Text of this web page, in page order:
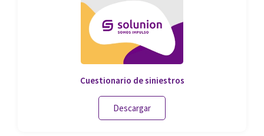
Cuestionario de siniestros
Descargar